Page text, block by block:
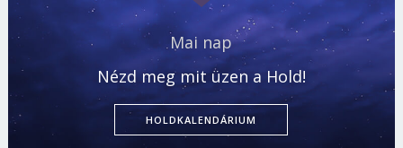
Mai nap
Nézd meg mit üzen a Hold!
HOLDKALENDÁRIUM